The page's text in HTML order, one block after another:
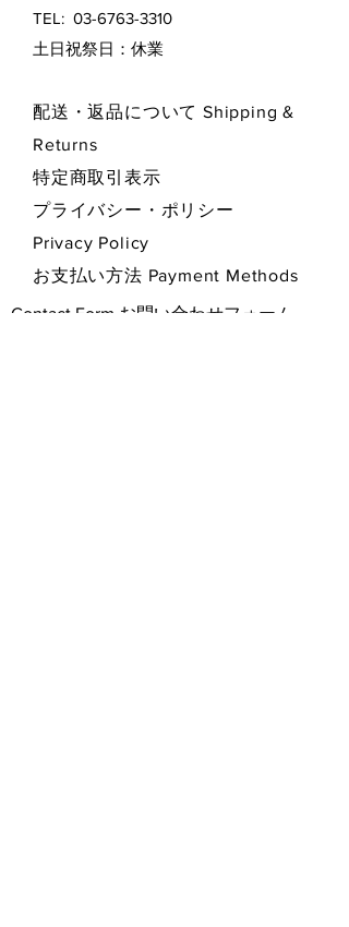
TEL: 03-6763-3310
​土日祝祭日：休業
配送・返品について Shipping &
Returns
特定商取引表示
プライバシー・ポリシー
Privacy Policy
お支払い方法 Payment Methods
Contact Form お問い合わせフォーム